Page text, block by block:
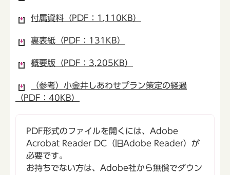
付属資料（PDF：1,110KB）
裏表紙（PDF：131KB）
概要版（PDF：3,205KB）
（参考）小金井しあわせプラン策定の経過
（PDF：40KB）
PDF形式のファイルを開くには、Adobe
Acrobat Reader DC（旧Adobe Reader）が
必要です。
お持ちでない方は、Adobe社から無償でダウン